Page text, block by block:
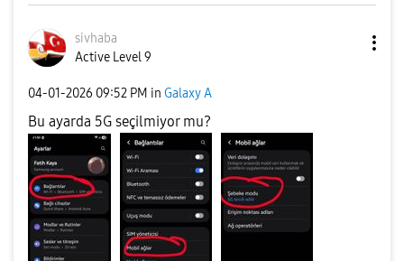
sivhaba
Active Level 9
‎04-01-2026 09:52 PM in Galaxy A
Bu ayarda 5G seçilmiyor mu?